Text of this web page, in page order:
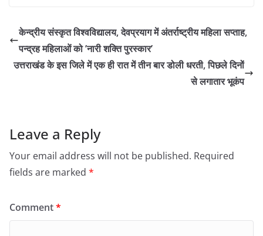
केन्द्रीय संस्कृत विश्वविद्यालय, देवप्रयाग में अंतर्राष्ट्रीय महिला सप्ताह,
पन्द्रह महिलाओं को ’नारी शक्ति पुरस्कार’
उत्तराखंड के इस जिले में एक ही रात में तीन बार डोली धरती, पिछले दिनों
से लगातार भूकंप
Leave a Reply
Your email address will not be published. Required
fields are marked *
Comment*